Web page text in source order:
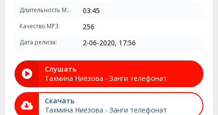
Длительность MP3: 03:45
Качество MP3: 256
Дата релиза: 2-06-2020, 17:56
Слушать
Тахмина Ниёзова - Занги телефонат
Скачать
Тахмина Ниёзова - Занги телефонат